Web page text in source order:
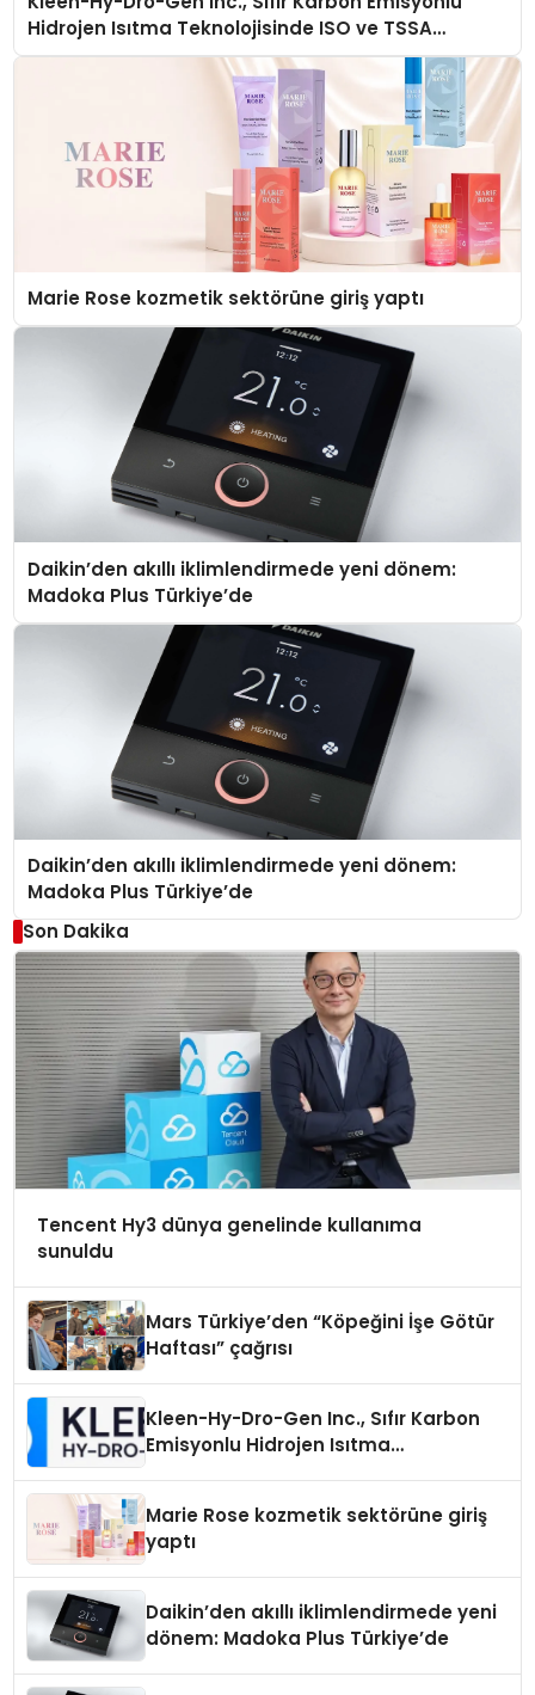
Hidrojen Isıtma Teknolojisinde ISO ve TSSA
Düzenleyici Onaylarını Aldı
Marie Rose kozmetik sektörüne giriş yaptı
Daikin’den akıllı iklimlendirmede yeni dönem:
Madoka Plus Türkiye’de
Daikin’den akıllı iklimlendirmede yeni dönem:
Madoka Plus Türkiye’de
Son Dakika
Tencent Hy3 dünya genelinde kullanıma
sunuldu
Mars Türkiye’den “Köpeğini İşe Götür
Haftası” çağrısı
Kleen-Hy-Dro-Gen Inc., Sıfır Karbon
Emisyonlu Hidrojen Isıtma
Marie Rose kozmetik sektörüne giriş
yaptı
Daikin’den akıllı iklimlendirmede yeni
dönem: Madoka Plus Türkiye’de